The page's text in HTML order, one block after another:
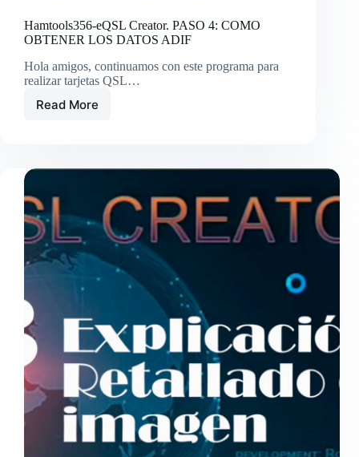
Hamtools356-eQSL Creator. PASO 4: COMO
OBTENER LOS DATOS ADIF
Hola amigos, continuamos con este programa para
realizar tarjetas QSL…
Read MoreHamtools356-
4:
OBTENER
LOS
DATOS
ADIF